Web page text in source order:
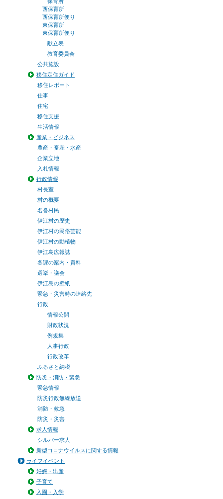
西保育所
西保育所便り
東保育所
東保育所便り
献立表
教育委員会
公共施設
移住定住ガイド
移住レポート
仕事
住宅
移住支援
生活情報
産業・ビジネス
農産・畜産・水産
企業立地
入札情報
行政情報
村長室
村の概要
名誉村民
伊江村の歴史
伊江村の民俗芸能
伊江村の動植物
伊江島広報誌
各課の案内・資料
選挙・議会
伊江島の壁紙
緊急・災害時の連絡先
行政
情報公開
財政状況
例規集
人事行政
行政改革
ふるさと納税
防災・消防・緊急
緊急情報
防災行政無線放送
消防・救急
防災・災害
求人情報
シルバー求人
新型コロナウイルスに関する情報
ライフイベント
妊娠・出産
子育て
入園・入学